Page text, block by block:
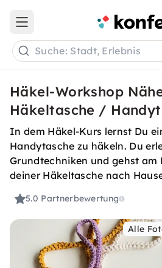
Open main menu
Suche: Stadt, Erlebnis
Häkel-Workshop
Häkeltasche /
In dem Häkel-Kurs lernst Du
Handytasche zu häkeln. Du
Grundtechniken und gehst am
deiner Häkeltasche nach
5.0 Partnerbewertung
Alle